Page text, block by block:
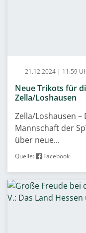
21.12.2024 | 11:59
Neue Trikots für
Zella/Loshausen
Zella/Loshausen
Mannschaft der
über neue...
Quelle: Facebook